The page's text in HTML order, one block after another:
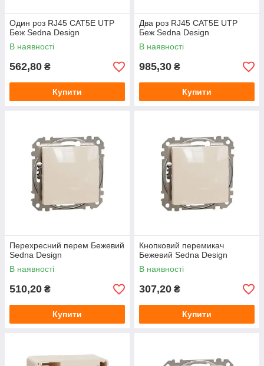
Один роз RJ45 CAT5E UTP
Беж Sedna Design
В наявності
562,80 ₴
Купити
Два роз RJ45 CAT5E UTP
Беж Sedna Design
В наявності
985,30 ₴
Купити
Перехресний перем Бежевий
Sedna Design
В наявності
510,20 ₴
Купити
Кнопковий перемикач
Бежевий Sedna Design
В наявності
307,20 ₴
Купити